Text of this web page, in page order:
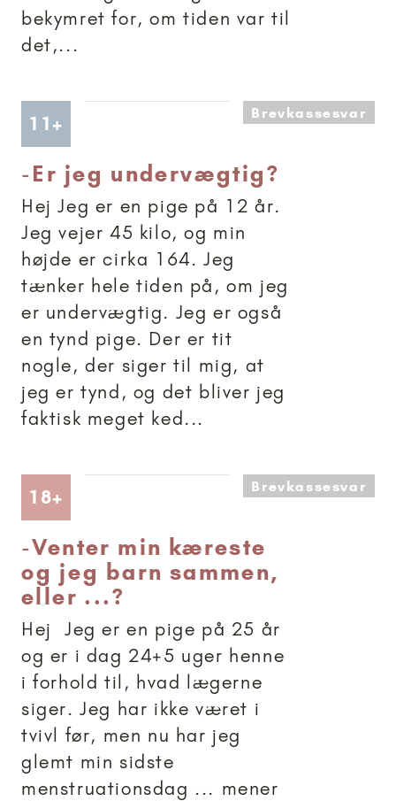
bekymret for, om tiden var til
det,...
11+ Artikler anbefalet til 11+Brevkassesvar
-Er jeg undervægtig?
Hej Jeg er en pige på 12 år.
Jeg vejer 45 kilo, og min
højde er cirka 164. Jeg
tænker hele tiden på, om jeg
er undervægtig. Jeg er også
en tynd pige. Der er tit
nogle, der siger til mig, at
jeg er tynd, og det bliver jeg
faktisk meget ked...
18+ Artikler anbefalet til 18+Brevkassesvar
-Venter min kæreste
og jeg barn sammen,
eller ...?
Hej Jeg er en pige på 25 år
og er i dag 24+5 uger henne
i forhold til, hvad lægerne
siger. Jeg har ikke været i
tvivl før, men nu har jeg
glemt min sidste
menstruationsdag ... mener